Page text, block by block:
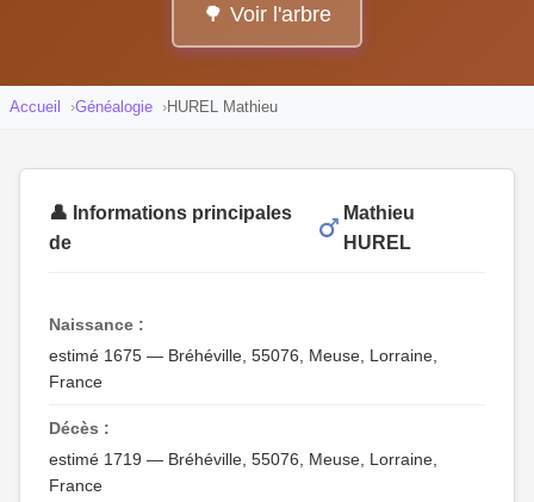
🌳 Voir l'arbre
Accueil Généalogie HUREL Mathieu
👤 Informations principales
de
Mathieu
HUREL
Naissance :
estimé 1675 — Bréhéville, 55076, Meuse, Lorraine,
France
Décès :
estimé 1719 — Bréhéville, 55076, Meuse, Lorraine,
France